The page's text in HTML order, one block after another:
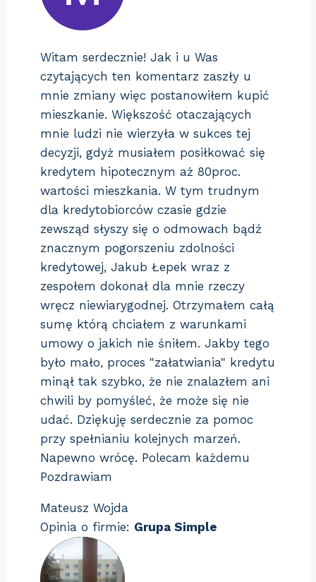
Witam serdecznie! Jak i u Was
czytających ten komentarz zaszły u
mnie zmiany więc postanowiłem kupić
mieszkanie. Większość otaczających
mnie ludzi nie wierzyła w sukces tej
decyzji, gdyż musiałem posiłkować się
kredytem hipotecznym aż 80proc.
wartości mieszkania. W tym trudnym
dla kredytobiorców czasie gdzie
zewsząd słyszy się o odmowach bądź
znacznym pogorszeniu zdolności
kredytowej, Jakub Łepek wraz z
zespołem dokonał dla mnie rzeczy
wręcz niewiarygodnej. Otrzymałem całą
sumę którą chciałem z warunkami
umowy o jakich nie śniłem. Jakby tego
było mało, proces "załatwiania" kredytu
minął tak szybko, że nie znalazłem ani
chwili by pomyśleć, że może się nie
udać. Dziękuję serdecznie za pomoc
przy spełnianiu kolejnych marzeń.
Napewno wrócę. Polecam każdemu
Pozdrawiam
Mateusz Wojda
Opinia o firmie: Grupa Simple